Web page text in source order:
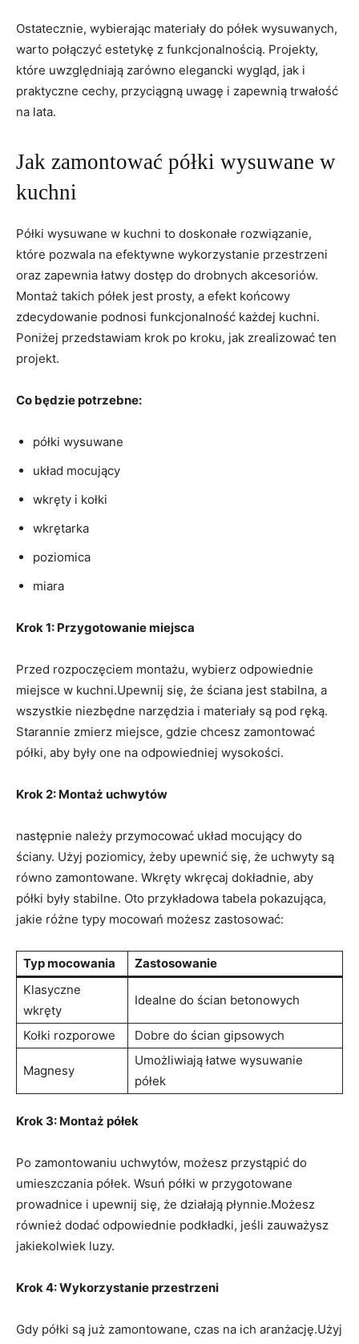
Ostatecznie, wybierając materiały‍ do półek wysuwanych,
warto połączyć estetykę z funkcjonalnością. Projekty,
które‌ uwzględniają ​zarówno elegancki wygląd, jak i
praktyczne cechy, przyciągną⁤ uwagę i ‍zapewnią trwałość
na lata.
Jak​ zamontować półki wysuwane‌ w
kuchni
Półki ‍wysuwane w kuchni to doskonałe ⁣rozwiązanie,
które pozwala na‍ efektywne wykorzystanie przestrzeni‍
oraz ‌zapewnia łatwy ⁤dostęp do drobnych akcesoriów.
‌Montaż takich⁤ półek jest prosty, a efekt końcowy
zdecydowanie ‍podnosi funkcjonalność każdej‍ kuchni.
Poniżej przedstawiam⁢ krok po kroku, ⁤jak ‌zrealizować ten​
projekt.
Co będzie⁢ potrzebne:
półki‌ wysuwane
układ mocujący
wkręty i kołki
wkrętarka
poziomica
miara
Krok 1: Przygotowanie miejsca
Przed ‌rozpoczęciem montażu, wybierz odpowiednie
⁤miejsce ⁣w kuchni.Upewnij się, że ściana jest ‌stabilna, a‌
wszystkie ‍niezbędne narzędzia ⁤i⁣ materiały⁣ są pod ręką.
Starannie zmierz miejsce, gdzie chcesz zamontować
półki, ⁣aby były one na odpowiedniej wysokości.
Krok⁢ 2: Montaż uchwytów
następnie ⁣należy​ przymocować‍ układ mocujący do
ściany. Użyj poziomicy, żeby upewnić się, że uchwyty są
⁢równo⁤ zamontowane.​ Wkręty wkręcaj dokładnie, aby
półki ‌były stabilne. Oto przykładowa⁣ tabela pokazująca,
‌jakie różne typy ⁣mocowań możesz zastosować:
Typ mocowania
Zastosowanie
Klasyczne
wkręty
Idealne do ścian betonowych
Kołki rozporowe Dobre​ do ścian gipsowych
Magnesy
Umożliwiają łatwe ​wysuwanie
półek
Krok ​3: Montaż półek
Po zamontowaniu⁢ uchwytów, możesz przystąpić do
umieszczania półek.⁢ Wsuń półki w przygotowane ​
prowadnice i upewnij się, że⁣ działają‌ płynnie.Możesz
również dodać odpowiednie podkładki, jeśli ‌zauważysz⁢
jakiekolwiek luzy.
Krok 4: Wykorzystanie przestrzeni
Gdy półki są już zamontowane, czas na ich aranżację.Użyj